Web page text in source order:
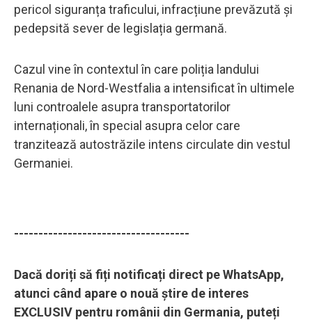
pericol siguranța traficului, infracțiune prevăzută și
pedepsită sever de legislația germană.
Cazul vine în contextul în care poliția landului
Renania de Nord-Westfalia a intensificat în ultimele
luni controalele asupra transportatorilor
internaționali, în special asupra celor care
tranzitează autostrăzile intens circulate din vestul
Germaniei.
------------------------------------
Dacă doriți să fiți notificați direct pe WhatsApp,
atunci când apare o nouă știre de interes
EXCLUSIV pentru românii din Germania, puteți